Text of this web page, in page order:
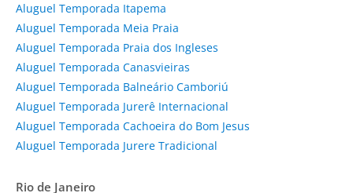
Aluguel Temporada Itapema
Aluguel Temporada Meia Praia
Aluguel Temporada Praia dos Ingleses
Aluguel Temporada Canasvieiras
Aluguel Temporada Balneário Camboriú
Aluguel Temporada Jurerê Internacional
Aluguel Temporada Cachoeira do Bom Jesus
Aluguel Temporada Jurere Tradicional
Rio de Janeiro